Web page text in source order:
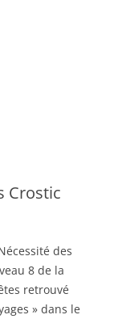
Crostic
des
8 de la
retrouvé
» dans le